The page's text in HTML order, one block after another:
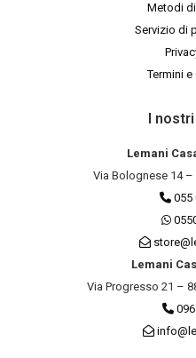
Metodi
Servizio di
Termini
I
Lemani
Via Bolognese 14 –
055
Lemani
Via Progresso 21 –